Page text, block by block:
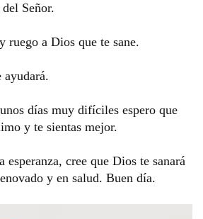
Señor.
ruego a Dios que te sane.
ayudará.
días muy difíciles espero que
y te sientas mejor.
esperanza, cree que Dios te sanará
y en salud. Buen día.